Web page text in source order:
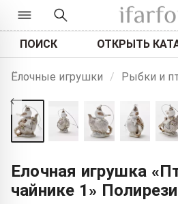
ПОИСК ОТКРЫТЬ
Ёлочные игрушки / Рыбки и
‹
Елочная игрушка
чайнике 1»